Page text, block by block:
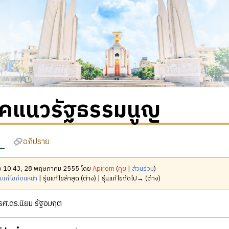
แนวรัฐธรรมนูญ
อภิปราย
10:43, 28 พฤษภาคม 2555 โดยApirom (คุย | ส่วนร่วม)
ก้ไขก่อนหน้า | รุ่นแก้ไขล่าสุด (ต่าง) | รุ่นแก้ไขถัดไป→ (ต่าง)
.ดร.นิยม รัฐอมฤต